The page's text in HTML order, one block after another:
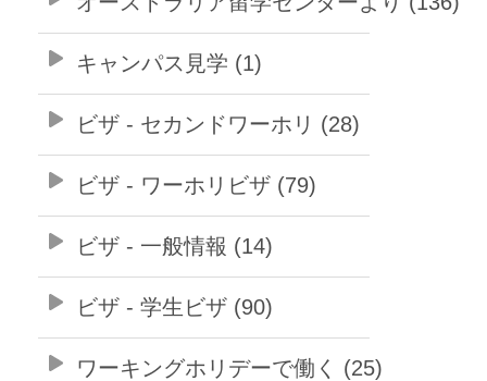
キャンパス見学 (1)
ビザ - セカンドワーホリ (28)
ビザ - ワーホリビザ (79)
ビザ - 一般情報 (14)
ビザ - 学生ビザ (90)
ワーキングホリデーで働く (25)